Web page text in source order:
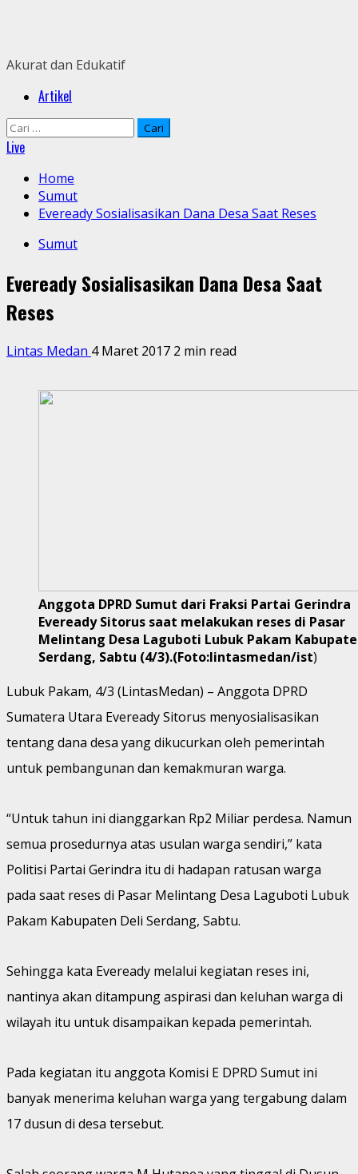
Akurat dan Edukatif
PrimaryArtikel
Cari
untuk:
Live
Home
Sumut
Eveready Sosialisasikan Dana Desa Saat Reses
Sumut
Eveready Sosialisasikan Dana Desa Saat
Reses
Lintas Medan 4 Maret 2017 2 min read
Anggota DPRD Sumut dari Fraksi Partai Gerindra
Eveready Sitorus saat melakukan reses di Pasar
Melintang Desa Laguboti Lubuk Pakam
Serdang, Sabtu (4/3).(Foto:lintasmedan/ist)
Lubuk Pakam, 4/3 (LintasMedan) – Anggota DPRD
Sumatera Utara Eveready Sitorus menyosialisasikan
tentang dana desa yang dikucurkan oleh pemerintah
untuk pembangunan dan kemakmuran warga.
“Untuk tahun ini dianggarkan Rp2 Miliar perdesa. Namun
semua prosedurnya atas usulan warga sendiri,” kata
Politisi Partai Gerindra itu di hadapan ratusan warga
pada saat reses di Pasar Melintang Desa Laguboti Lubuk
Pakam Kabupaten Deli Serdang, Sabtu.
Sehingga kata Eveready melalui kegiatan reses ini,
nantinya akan ditampung aspirasi dan keluhan warga di
wilayah itu untuk disampaikan kepada pemerintah.
Pada kegiatan itu anggota Komisi E DPRD Sumut ini
banyak menerima keluhan warga yang tergabung dalam
17 dusun di desa tersebut.